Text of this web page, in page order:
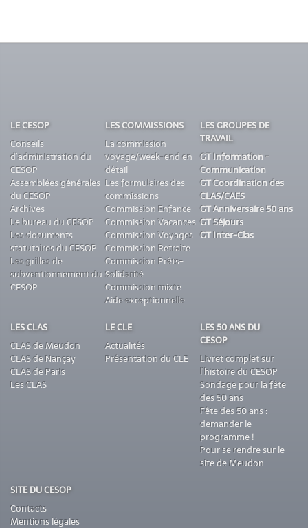
LE CESOP
Conseils
d’administration du
CESOP
Assemblées générales
du CESOP
Archives
Le bureau du CESOP
Les documents
statutaires du CESOP
Les grilles de
subventionnement du
CESOP
LES COMMISSIONS
La commission
voyage/week-end en
détail
Les formulaires des
commissions
Commission Enfance
Commission Vacances
Commission Voyages
Commission Retraite
Commission Prêts-
Solidarité
Commission mixte
Aide exceptionnelle
LES GROUPES DE
TRAVAIL
GT Information -
Communication
GT Coordination des
CLAS/CAES
GT Anniversaire 50 ans
GT Séjours
GT Inter-Clas
LES CLAS
CLAS de Meudon
CLAS de Nançay
CLAS de Paris
Les CLAS
LE CLE
Actualités
Présentation du CLE
LES 50 ANS DU
CESOP
Livret complet sur
l’histoire du CESOP
Sondage pour la fête
des 50 ans
Fête des 50 ans :
demander le
programme !
Pour se rendre sur le
site de Meudon
SITE DU CESOP
Contacts
Mentions légales